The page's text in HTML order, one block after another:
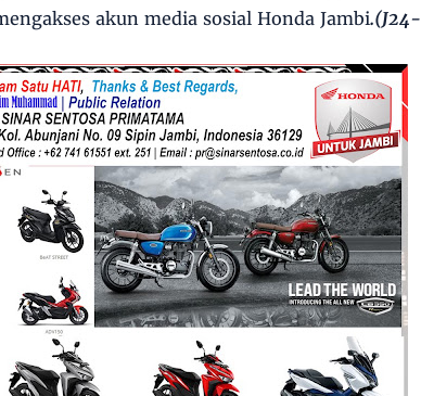
akun media sosial Honda Jambi.(J24-